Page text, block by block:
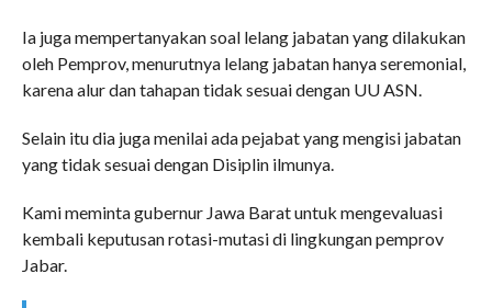
Ia juga mempertanyakan soal lelang jabatan yang dilakukan
oleh Pemprov, menurutnya lelang jabatan hanya seremonial,
karena alur dan tahapan tidak sesuai dengan UU ASN.
Selain itu dia juga menilai ada pejabat yang mengisi jabatan
yang tidak sesuai dengan Disiplin ilmunya.
Kami meminta gubernur Jawa Barat untuk mengevaluasi
kembali keputusan rotasi-mutasi di lingkungan pemprov
Jabar.